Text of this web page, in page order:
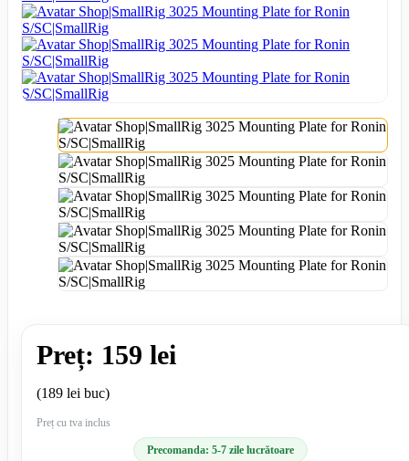
Preț: 159 lei
(189 lei buc)
Preț cu tva inclus
Precomanda: 5-7 zile lucrătoare